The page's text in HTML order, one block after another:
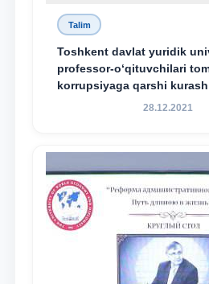
Talim
Toshkent davlat yuridik
professor-o‘qituvchilari
korrupsiyaga qarshi
amalga oshirilayotgan
maqsadida xorijiy va
nashrlarda chop etilgan
dayjesti
28.12.2021